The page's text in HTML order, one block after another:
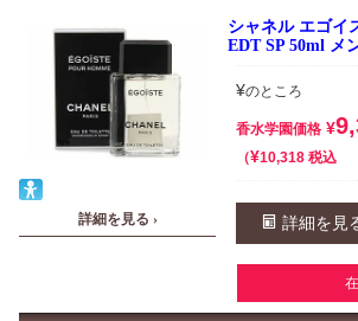
詳細を見る ›
シャネル エゴイ
EDT SP 50ml メ
¥のところ
香水学園価格 ¥
¥10,318 税込
詳細を見